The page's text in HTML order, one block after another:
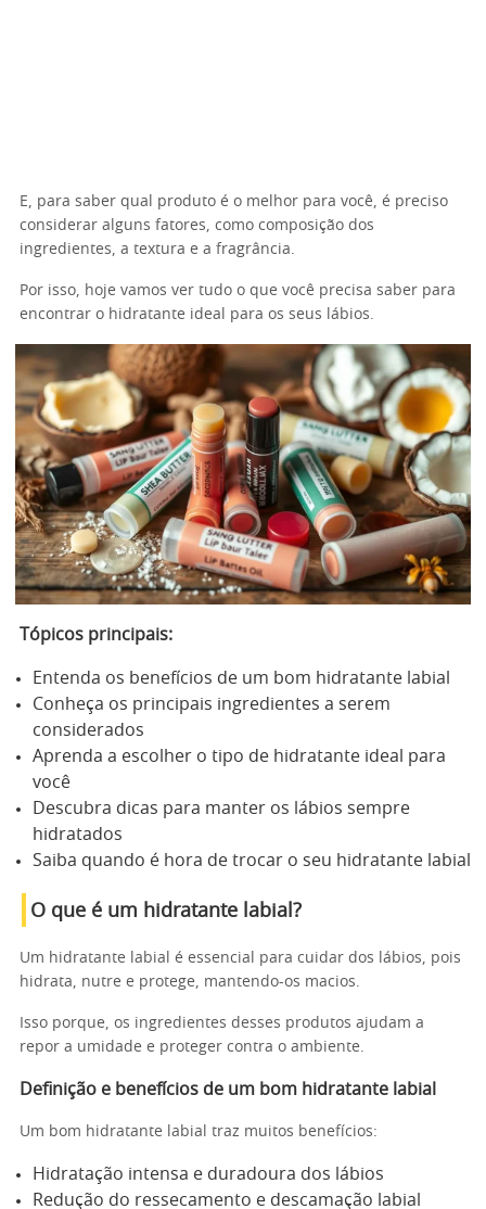
E, para saber qual produto é o melhor para você, é preciso
considerar alguns fatores, como composição dos
ingredientes, a textura e a fragrância.
Por isso, hoje vamos ver tudo o que você precisa saber para
encontrar o hidratante ideal para os seus lábios.
Tópicos principais:
Entenda os benefícios de um bom hidratante labial
Conheça os principais ingredientes a serem
considerados
Aprenda a escolher o tipo de hidratante ideal para
você
Descubra dicas para manter os lábios sempre
hidratados
Saiba quando é hora de trocar o seu hidratante labial
O que é um hidratante labial?
Um hidratante labial é essencial para cuidar dos lábios, pois
hidrata, nutre e protege, mantendo-os macios.
Isso porque, os ingredientes desses produtos ajudam a
repor a umidade e proteger contra o ambiente.
Definição e benefícios de um bom hidratante labial
Um bom hidratante labial traz muitos benefícios:
Hidratação intensa e duradoura dos lábios
Redução do ressecamento e descamação labial